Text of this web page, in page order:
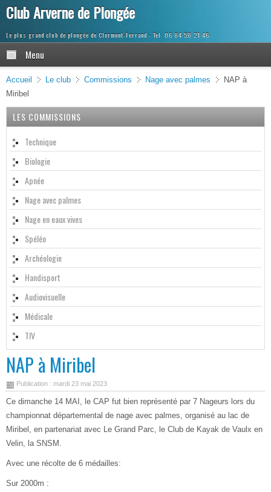
Club Arverne de Plongée
Le plus grand club de plongée de Clermont-Ferrand
Menu
Accueil Le club Commissions Nage avec palmes
NAP à
Miribel
LES COMMISSIONS
Technique
Biologie
Apnée
Nage avec palmes
Nage en eaux vives
Spéléo
Archéologie
Handisport
Audiovisuelle
Médicale
TIV
NAP à Miribel
Publication : mardi 23 mai 2023
Ce dimanche 14 MAI, le CAP fut bien représenté par 7 Nageurs lors du
championnat départemental de nage avec palmes, organisé au lac de
Miribel, en partenariat avec Le Grand Parc, le Club de Kayak de Vaulx en
Velin, la SNSM.
Avec une récolte de 6 médailles:
Sur 2000m :